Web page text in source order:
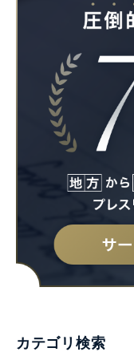
カテゴリ検索